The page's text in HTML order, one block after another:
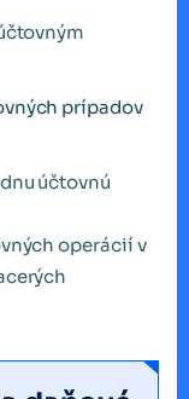
prípadov
účtovnú
operácií v